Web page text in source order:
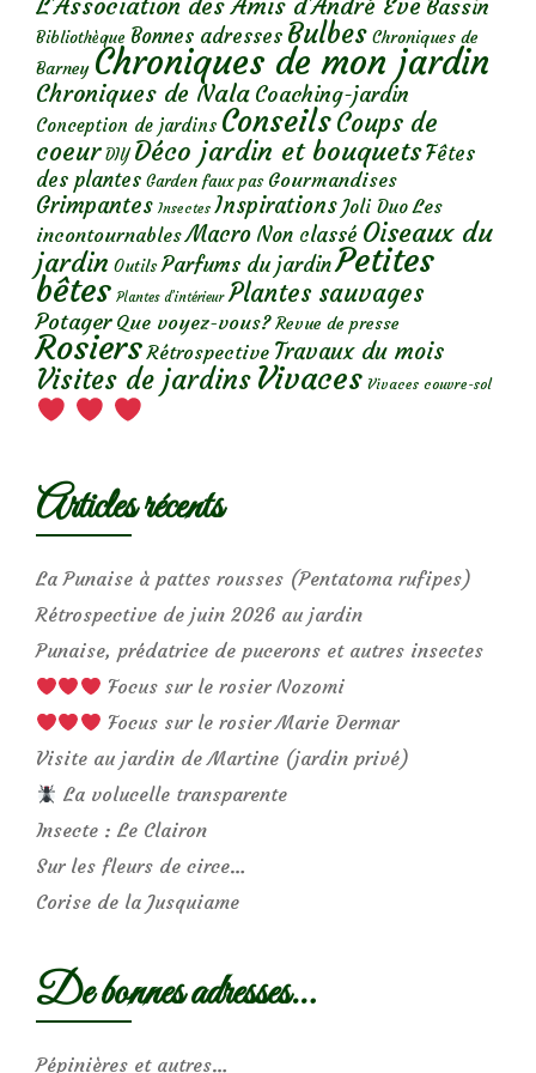
Bassin
Bibliothèque Bonnes adresses Bulbes Chroniques de
Barney Chroniques de mon jardin
Chroniques de Nala Coaching-jardin
Conception de jardins ConseilsCoups de
coeur DIY Déco jardin et bouquetsFêtes
des plantes Garden faux pas Gourmandises
Grimpantes Insectes Inspirations Joli Duo Les
incontournables Macro Non classé Oiseaux du
jardin Outils Parfums du jardinPetites
bêtes Plantes d’intérieur Plantes sauvages
Potager Que voyez-vous? Revue de presse
Rosiers Rétrospective Travaux du mois
Visites de jardins Vivaces Vivaces couvre-sol
Articles récents
La Punaise à pattes rousses (Pentatoma rufipes)
Rétrospective de juin 2026 au jardin
Punaise, prédatrice de pucerons et autres insectes
Focus sur le rosier Nozomi
Focus sur le rosier Marie Dermar
Visite au jardin de Martine (jardin privé)
La volucelle transparente
Insecte : Le Clairon
Sur les fleurs de circe…
Corise de la Jusquiame
De bonnes adresses…
Pépinières et autres…